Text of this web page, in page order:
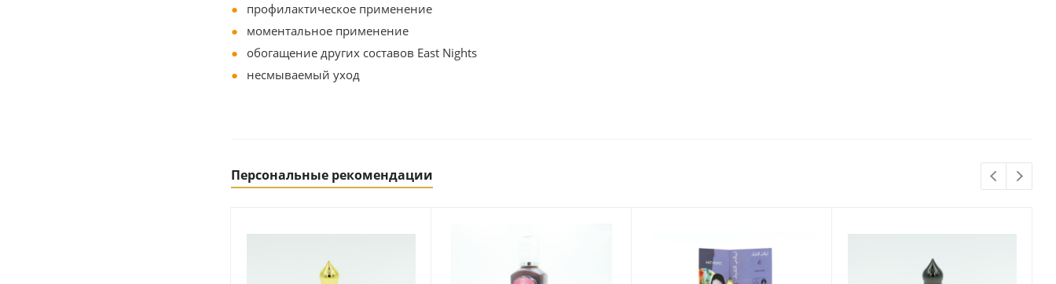
профилактическое применение
моментальное применение
обогащение других составов East Nights
несмываемый уход
Персональные рекомендации